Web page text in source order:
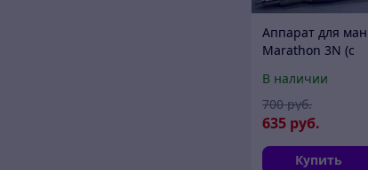
Аппарат для
Marathon 3N (с
35000 об/мин.)
ПЕДАЛИ
В наличии
635 руб.
700 руб.
Купить